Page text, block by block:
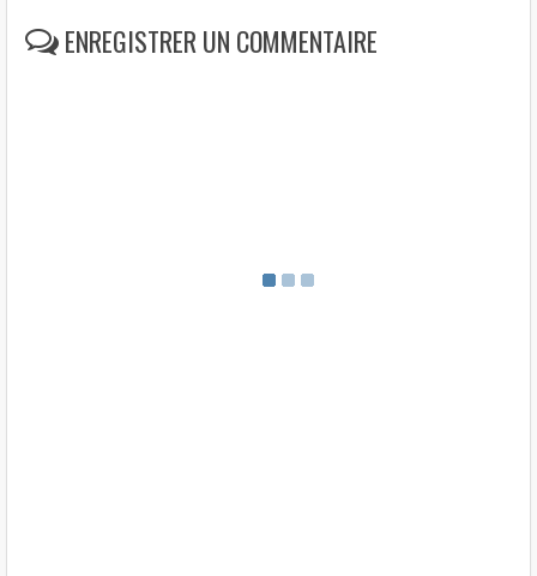
ENREGISTRER UN COMMENTAIRE